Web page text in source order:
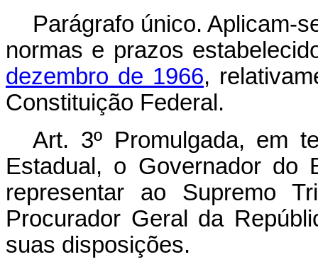
Parágrafo único. Aplicam-
normas e prazos
dezembro de 1966,
Constituição Federal.
Art. 3º Promulgada, em
Estadual, o Governador do
representar ao Supremo
Procurador Geral da
suas disposições.